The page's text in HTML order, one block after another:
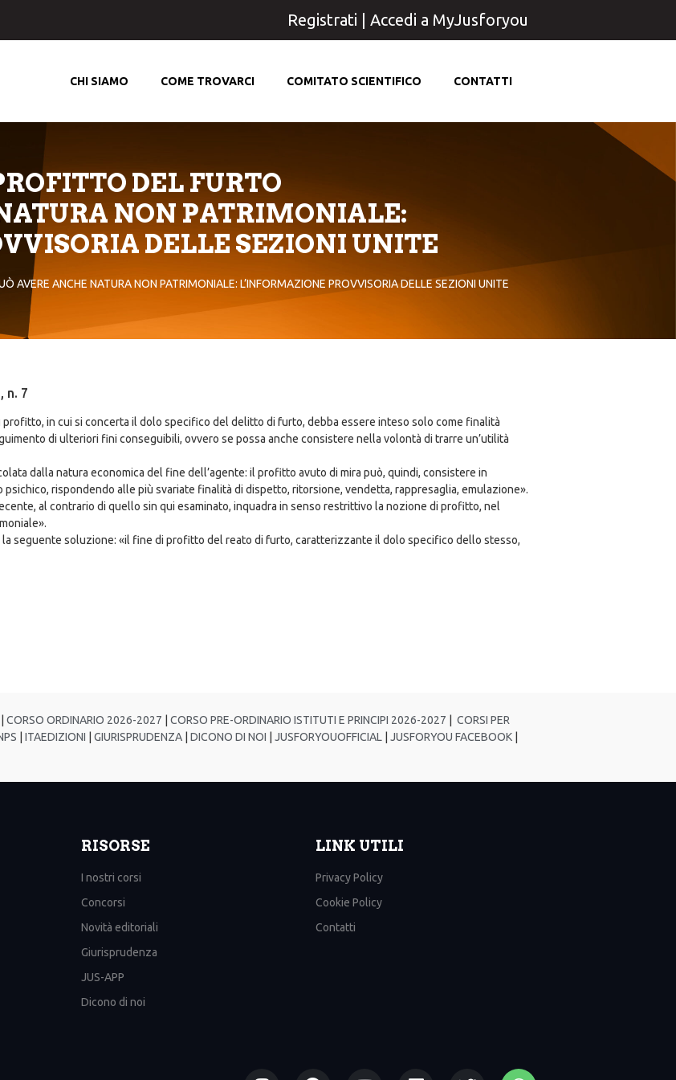
Registrati Accedi a MyJusforyou
CHI SIAMO COME TROVARCI COMITATO SCIENTIFICO CONTATTI
DEL FURTO
NON PATRIMONIALE:
DELLE SEZIONI UNITE
AVERE ANCHE NATURA NON PATRIMONIALE: L’INFORMAZIONE PROVVISORIA DELLE SEZIONI UNITE
n. 7
in cui si concerta il dolo specifico del delitto di furto, debba essere inteso solo come finalità
di ulteriori fini conseguibili, ovvero se possa anche consistere nella volontà di trarre un’utilità
dalla natura economica del fine dell’agente: il profitto avuto di mira può, quindi, consistere in
rispondendo alle più svariate finalità di dispetto, ritorsione, vendetta, rappresaglia, emulazione».
al contrario di quello sin qui esaminato, inquadra in senso restrittivo la nozione di profitto, nel
la seguente soluzione: «il fine di profitto del reato di furto, caratterizzante il dolo specifico dello stesso,
CORSO ORDINARIO 2026-2027 CORSO PRE-ORDINARIO ISTITUTI E PRINCIPI 2026-2027
CORSI PER
ITAEDIZIONI GIURISPRUDENZA DICONO DI NOI JUSFORYOUOFFICIAL JUSFORYOU FACEBOOK
RISORSE
I nostri corsi
Concorsi
Novità editoriali
Giurisprudenza
JUS-APP
Dicono di noi
LINK UTILI
Privacy Policy
Cookie Policy
Contatti